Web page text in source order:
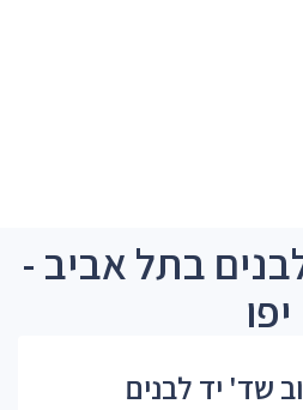
בתל אביב -
יפו
שד' יד לבנים